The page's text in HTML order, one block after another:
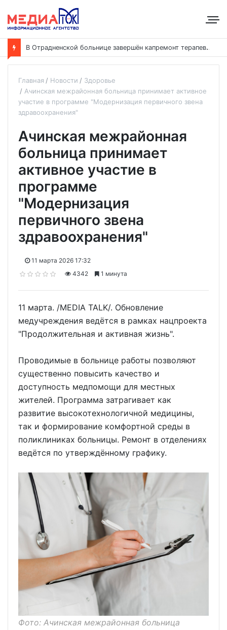
В
Отрадненской больнице завершён капремонт терапевтического корпуса
Главная Новости
Здоровье
Ачинская межрайонная больница принимает активное
участие в программе "Модернизация первичного звена
здравоохранения"
Ачинская межрайонная
больница принимает
активное участие в
программе
"Модернизация
первичного звена
здравоохранения"
11 марта 2026 17:32
4342
1 минута
11 марта. /MEDIA TALK/. Обновление
медучреждения ведётся в рамках нацпроекта
"Продолжительная и активная жизнь".
Проводимые в больнице работы позволяют
существенно повысить качество и
доступность медпомощи для местных
жителей. Программа затрагивает как
развитие высокотехнологичной медицины,
так и формирование комфортной среды в
поликлиниках больницы. Ремонт в отделениях
ведётся по утверждённому графику.
Фото: Ачинская межрайонная больница